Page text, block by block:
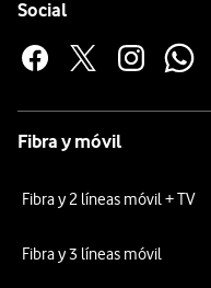
Social
Fibra y móvil
Fibra y 2 líneas móvil + TV
Fibra y 3 líneas móvil